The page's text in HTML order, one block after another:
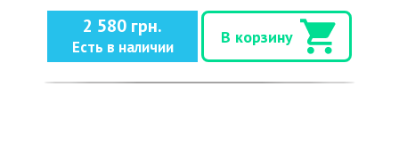
2 580 грн.
Есть в наличии
В корзину